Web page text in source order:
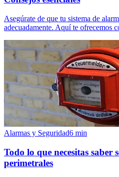
Asegúrate de que tu sistema de
adecuadamente. Aquí te ofrecemos
Alarmas y Seguridad6 min
Todo lo que necesitas saber
perimetrales